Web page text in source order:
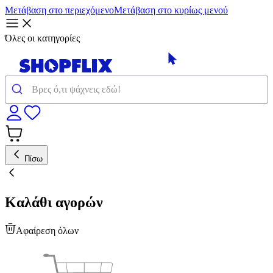
Μετάβαση στο περιεχόμενοΜετάβαση στο κυρίως μενού
Όλες οι κατηγορίες
Πίσω
Καλάθι αγορών
Αφαίρεση όλων